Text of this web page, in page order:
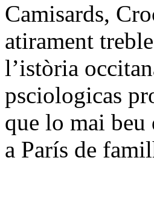
Camisards,
atirament
l’istòria
psciologicas
que lo mai beu
a París de